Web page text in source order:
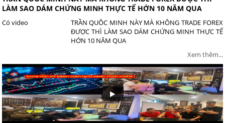
LÀM SAO DÁM CHỨNG MINH THỰC TẾ HỚN 10 NĂM QUA
TRẦN QUÔC MINH NÀY MÀ KHÔNG TRADE FOREX
ĐƯỢC THÌ LÀM SAO DÁM CHỨNG MINH THỰC TẾ
HỚN 10 NĂM QUA
Có video
Xem thêm...